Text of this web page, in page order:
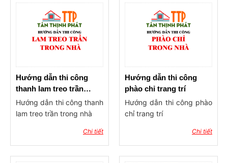
Hướng dẫn thi công
thanh lam treo trần
trong nhà
Hướng dẫn thi công thanh
lam treo trần trong nhà
Chi tiết
Hướng dẫn thi công
phào chỉ trang trí
Hướng dẫn thi công phào
chỉ trang trí
Chi tiết